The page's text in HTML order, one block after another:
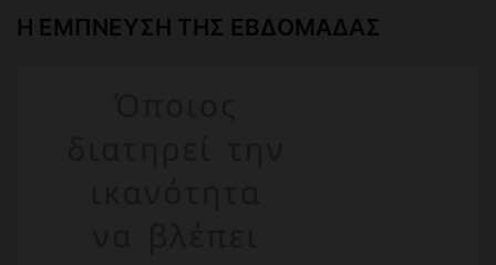
Η ΕΜΠΝΕΥΣΗ ΤΗΣ ΕΒΔΟΜΑΔΑΣ